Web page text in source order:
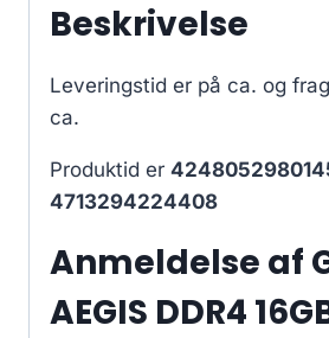
Beskrivelse
Leveringstid er på ca. og
ca.
Produktid er
4713294224408
Anmeldelse af
AEGIS DDR4